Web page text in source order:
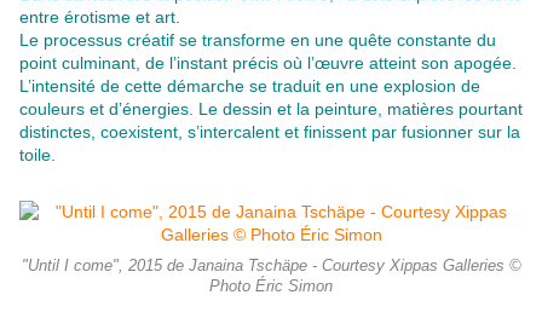
entre érotisme et art.
Le processus créatif se transforme en une quête constante du
point culminant, de l’instant précis où l’œuvre atteint son apogée.
L’intensité de cette démarche se traduit en une explosion de
couleurs et d’énergies. Le dessin et la peinture, matières pourtant
distinctes, coexistent, s’intercalent et finissent par fusionner sur la
toile.
"Until I come", 2015 de Janaina Tschäpe - Courtesy Xippas Galleries ©
Photo Éric Simon